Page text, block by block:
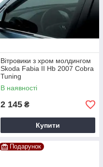
Вітровики з хром молдингом
Skoda Fabia II Hb 2007 Cobra
Tuning
В наявності
2 145 ₴
Купити
Подарунок